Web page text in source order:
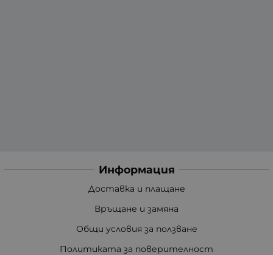
Информация
Доставка и плащане
Връщане и замяна
Общи условия за ползване
Политиката за поверителност